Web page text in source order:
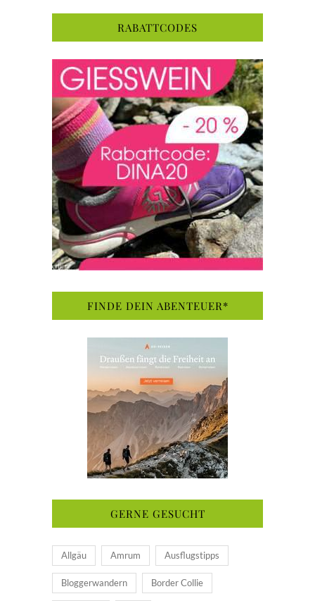
RABATTCODES
FINDE DEIN ABENTEUER*
GERNE GESUCHT
Allgäu Amrum Ausflugstipps
Bloggerwandern Border Collie